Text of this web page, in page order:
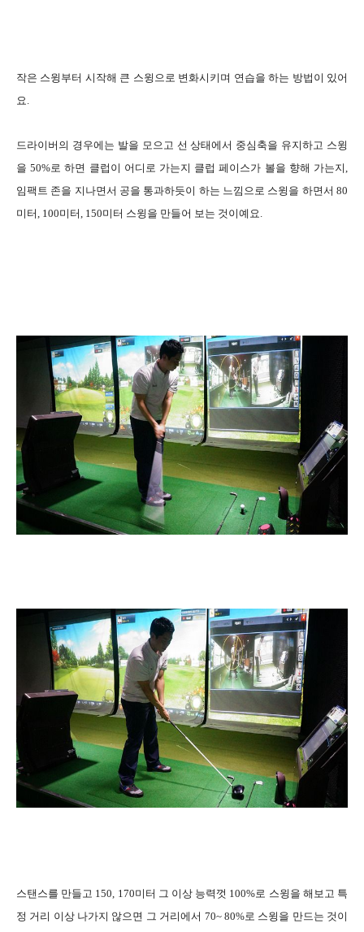
작은 스윙부터 시작해 큰 스윙으로 변화시키며 연습을 하는 방법이 있어
요.
드라이버의 경우에는 발을 모으고 선 상태에서 중심축을 유지하고 스윙
을 50%로 하면 클럽이 어디로 가는지 클럽 페이스가 볼을 향해 가는지,
임팩트 존을 지나면서 공을 통과하듯이 하는 느낌으로 스윙을 하면서 80
미터, 100미터, 150미터 스윙을 만들어 보는 것이예요.
스탠스를 만들고 150, 170미터 그 이상 능력껏 100%로 스윙을 해보고 특
정 거리 이상 나가지 않으면 그 거리에서 70~ 80%로 스윙을 만드는 것이